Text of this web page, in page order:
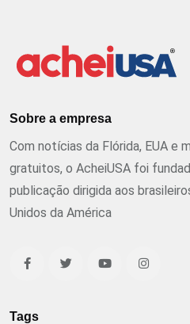
Sobre a empresa
Com notícias da Flórida, EUA e
gratuitos, o AcheiUSA foi
publicação dirigida aos
Unidos da América
Tags